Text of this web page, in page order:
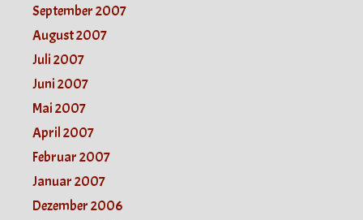
September 2007
August 2007
Juli 2007
Juni 2007
Mai 2007
April 2007
Februar 2007
Januar 2007
Dezember 2006